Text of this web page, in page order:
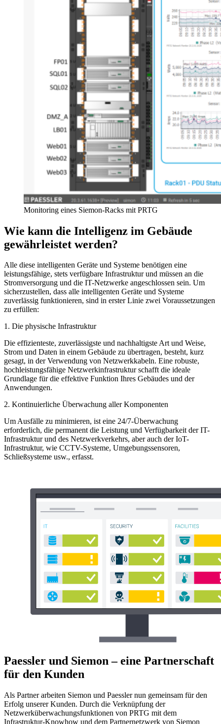
Monitoring eines Siemon-Racks mit PRTG
Wie kann die Intelligenz im Gebäude
gewährleistet werden?
Alle diese intelligenten Geräte und Systeme benötigen eine
leistungsfähige, stets verfügbare Infrastruktur und müssen an die
Stromversorgung und die IT-Netzwerke angeschlossen sein. Um
sicherzustellen, dass alle intelligenten Geräte und Systeme
zuverlässig funktionieren, sind in erster Linie zwei Voraussetzungen
zu erfüllen:
1. Die physische Infrastruktur
Die effizienteste, zuverlässigste und nachhaltigste Art und Weise,
Strom und Daten in einem Gebäude zu übertragen, besteht, kurz
gesagt, in der Verwendung von Netzwerkkabeln. Eine robuste,
hochleistungsfähige Netzwerkinfrastruktur schafft die ideale
Grundlage für die effektive Funktion Ihres Gebäudes und der
Anwendungen.
2. Kontinuierliche Überwachung aller Komponenten
Um Ausfälle zu minimieren, ist eine 24/7-Überwachung
erforderlich, die permanent die Leistung und Verfügbarkeit der IT-
Infrastruktur und des Netzwerkverkehrs, aber auch der IoT-
Infrastruktur, wie CCTV-Systeme, Umgebungssensoren,
Schließsysteme usw., erfasst.
Paessler und Siemon – eine Partnerschaft
für den Kunden
Als Partner arbeiten Siemon und Paessler nun gemeinsam für den
Erfolg unserer Kunden. Durch die Verknüpfung der
Netzwerküberwachungsfunktionen von PRTG mit dem
Infrastruktur-Knowhow und dem Partnernetzwerk von Siemon